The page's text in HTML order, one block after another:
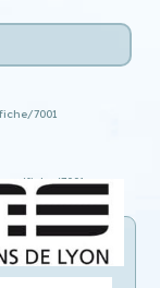
7001
fiche/7001